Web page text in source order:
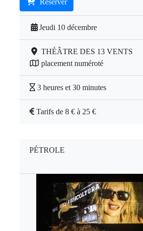
Réserver
Jeudi 10 décembre
THÉÂTRE DES 13 VENTS
placement numéroté
3 heures et 30 minutes
Tarifs de 8 € à 25 €
PÉTROLE